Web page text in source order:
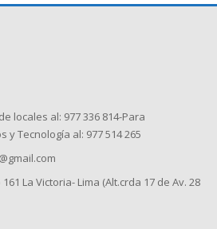
locales al: 977 336 814-Para
Tecnología al: 977 514 265
La Victoria- Lima (Alt.crda 17 de Av. 28